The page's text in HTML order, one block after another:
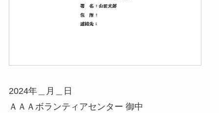
2024年＿月＿日
ＡＡＡボランティアセンター 御中